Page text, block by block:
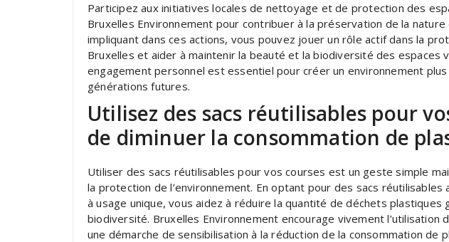
Participez aux initiatives locales de nettoyage et de protection des
Bruxelles Environnement pour contribuer à la préservation de la nature
impliquant dans ces actions, vous pouvez jouer un rôle actif dans la
Bruxelles et aider à maintenir la beauté et la biodiversité des espaces
engagement personnel est essentiel pour créer un environnement
générations futures.
Utilisez des sacs réutilisables pour
de diminuer la consommation de
Utiliser des sacs réutilisables pour vos courses est un geste simple
la protection de l’environnement. En optant pour des sacs réutilisables
à usage unique, vous aidez à réduire la quantité de déchets
biodiversité. Bruxelles Environnement encourage vivement l’utilisation
une démarche de sensibilisation à la réduction de la consommation de